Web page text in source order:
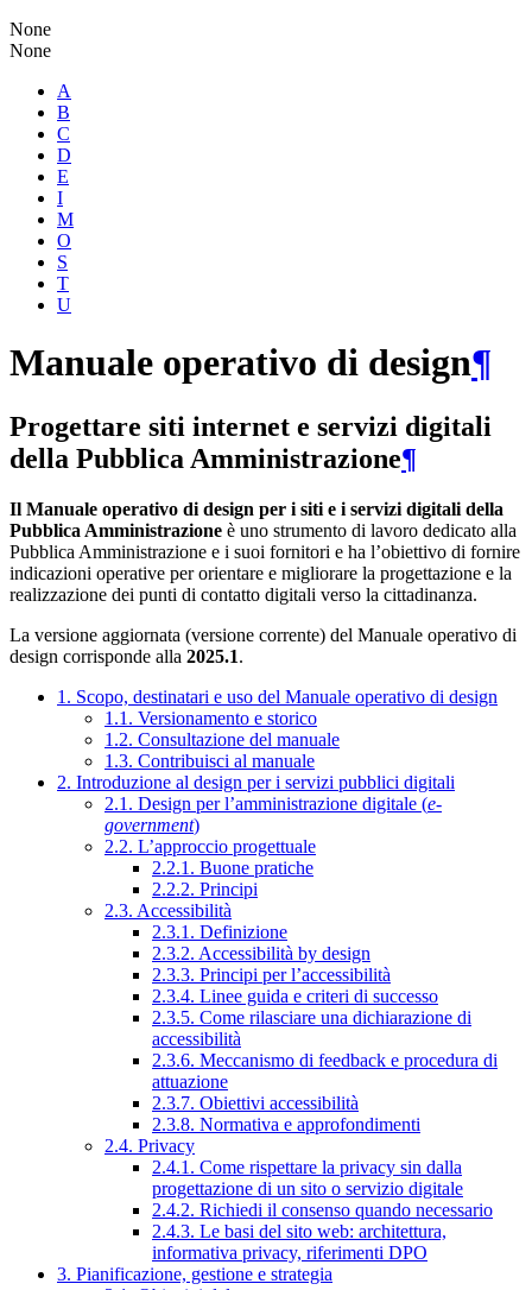
None
None
A
B
C
D
E
I
M
O
S
T
U
Manuale operativo di design¶
Progettare siti internet e servizi digitali
della Pubblica Amministrazione¶
Il Manuale operativo di design per i siti e i servizi digitali della
Pubblica Amministrazione è uno strumento di lavoro dedicato alla
Pubblica Amministrazione e i suoi fornitori e ha l’obiettivo di fornire
indicazioni operative per orientare e migliorare la progettazione e la
realizzazione dei punti di contatto digitali verso la cittadinanza.
La versione aggiornata (versione corrente) del Manuale operativo di
design corrisponde alla 2025.1.
1. Scopo, destinatari e uso del Manuale operativo di design
1.1. Versionamento e storico
1.2. Consultazione del manuale
1.3. Contribuisci al manuale
2. Introduzione al design per i servizi pubblici digitali
2.1. Design per l’amministrazione digitale (e-
government)
2.2. L’approccio progettuale
2.2.1. Buone pratiche
2.2.2. Principi
2.3. Accessibilità
2.3.1. Definizione
2.3.2. Accessibilità by design
2.3.3. Principi per l’accessibilità
2.3.4. Linee guida e criteri di successo
2.3.5. Come rilasciare una dichiarazione di
accessibilità
2.3.6. Meccanismo di feedback e procedura di
attuazione
2.3.7. Obiettivi accessibilità
2.3.8. Normativa e approfondimenti
2.4. Privacy
2.4.1. Come rispettare la privacy sin dalla
progettazione di un sito o servizio digitale
2.4.2. Richiedi il consenso quando necessario
2.4.3. Le basi del sito web: architettura,
informativa privacy, riferimenti DPO
3. Pianificazione, gestione e strategia